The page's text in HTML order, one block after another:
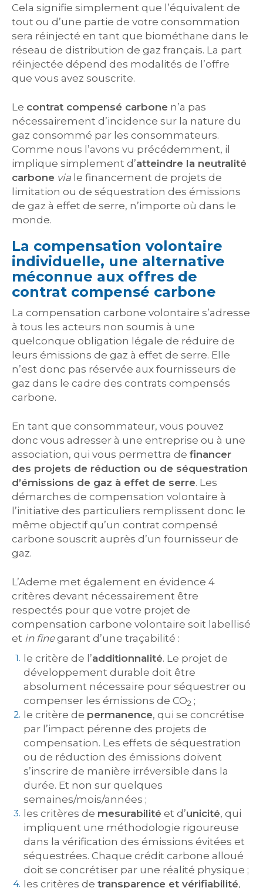
Cela signifie simplement que l’équivalent de
tout ou d’une partie de votre consommation
sera réinjecté en tant que biométhane dans le
réseau de distribution de gaz français. La part
réinjectée dépend des modalités de l’offre
que vous avez souscrite.
Le contrat compensé carbone n’a pas
nécessairement d’incidence sur la nature du
gaz consommé par les consommateurs.
Comme nous l’avons vu précédemment, il
implique simplement d’atteindre la neutralité
carbone via le financement de projets de
limitation ou de séquestration des émissions
de gaz à effet de serre, n’importe où dans le
monde.
La compensation volontaire
individuelle, une alternative
méconnue aux offres de
contrat compensé carbone
La compensation carbone volontaire s’adresse
à tous les acteurs non soumis à une
quelconque obligation légale de réduire de
leurs émissions de gaz à effet de serre. Elle
n’est donc pas réservée aux fournisseurs de
gaz dans le cadre des contrats compensés
carbone.
En tant que consommateur, vous pouvez
donc vous adresser à une entreprise ou à une
association, qui vous permettra de financer
des projets de réduction ou de séquestration
d’émissions de gaz à effet de serre. Les
démarches de compensation volontaire à
l’initiative des particuliers remplissent donc le
même objectif qu’un contrat compensé
carbone souscrit auprès d’un fournisseur de
gaz.
L’Ademe met également en évidence 4
critères devant nécessairement être
respectés pour que votre projet de
compensation carbone volontaire soit labellisé
et in finegarant d’une traçabilité :
le critère de l’additionnalité. Le projet de
développement durable doit être
absolument nécessaire pour séquestrer ou
compenser les émissions de CO2 ;
le critère de permanence, qui se concrétise
par l’impact pérenne des projets de
compensation. Les effets de séquestration
ou de réduction des émissions doivent
s’inscrire de manière irréversible dans la
durée. Et non sur quelques
semaines/mois/années ;
les critères de mesurabilité et d’unicité, qui
impliquent une méthodologie rigoureuse
dans la vérification des émissions évitées et
séquestrées. Chaque crédit carbone alloué
doit se concrétiser par une réalité physique ;
les critères de transparence et vérifiabilité,